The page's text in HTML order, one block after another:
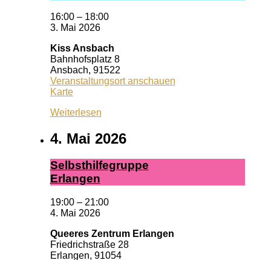
16:00 – 18:00
3. Mai 2026
Kiss Ansbach
Bahnhofsplatz 8
Ansbach, 91522
Veranstaltungsort anschauen
KarteKiss
Weiterlesen
4. Mai 2026
Selbst­hil­fe­grup­pe
Er­lan­gen
19:00 – 21:00
4. Mai 2026
Queeres Zentrum Erlangen
Friedrichstraße 28
Erlangen, 91054